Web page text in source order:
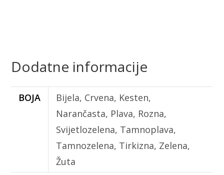
Dodatne informacije
BOJA
Bijela, Crvena, Kesten,
Narančasta, Plava, Rozna,
Svijetlozelena, Tamnoplava,
Tamnozelena, Tirkizna, Zelena,
Žuta